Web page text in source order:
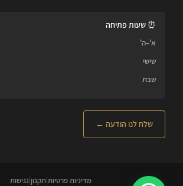
⏰ שעות פתיחה
א'–ה'
שישי
שבת
שלח לנו הודעה ←
מדיניות פרטיותתקנון נגישות